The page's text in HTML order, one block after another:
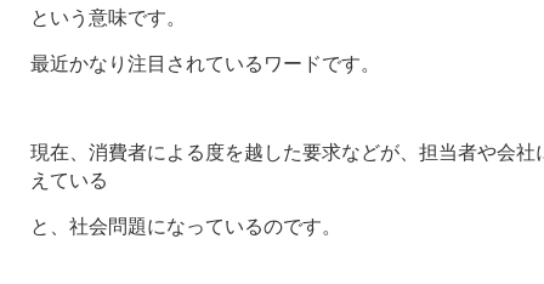
という意味です。
最近かなり注目されているワードです。
現在、消費者による度を越した要求などが、担当者や会社
えている
と、社会問題になっているのです。